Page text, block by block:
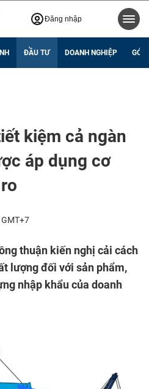
Đăng nhập
ĐẦU TƯ DOANH NGHIỆP GÓC
kiệm cả ngàn
áp dụng cơ
thuận kiến nghị cải cách
lượng đối với sản phẩm,
nhập khẩu của doanh